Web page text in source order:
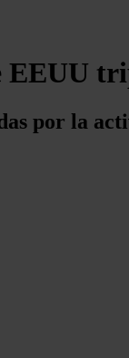
EEUU
por la